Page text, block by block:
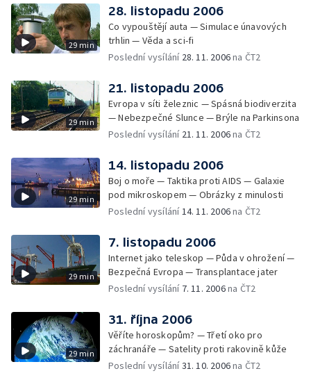
29 min
28. listopadu 2006
Co vypouštějí auta — Simulace únavových
trhlin — Věda a sci-fi
Poslední vysílání 28. 11. 2006na ČT2
29 min
21. listopadu 2006
Evropa v síti železnic — Spásná biodiverzita
— Nebezpečné Slunce — Brýle na Parkinsona
Poslední vysílání 21. 11. 2006na ČT2
29 min
14. listopadu 2006
Boj o moře — Taktika proti AIDS — Galaxie
pod mikroskopem — Obrázky z minulosti
Poslední vysílání14. 11. 2006na ČT2
29 min
7. listopadu 2006
Internet jako teleskop — Půda v ohrožení —
Bezpečná Evropa — Transplantace jater
Poslední vysílání 7. 11. 2006na ČT2
29 min
31. října 2006
Věříte horoskopům? — Třetí oko pro
záchranáře — Satelity proti rakovině kůže
Poslední vysílání31. 10. 2006na ČT2